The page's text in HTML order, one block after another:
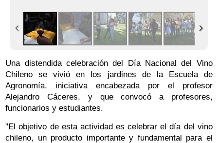
Una distendida celebración del Día Nacional del Vino
Chileno se vivió en los jardines de la Escuela de
Agronomía, iniciativa encabezada por el profesor
Alejandro Cáceres, y que convocó a profesores,
funcionarios y estudiantes.
"El objetivo de esta actividad es celebrar el día del vino
chileno, un producto importante y fundamental para el